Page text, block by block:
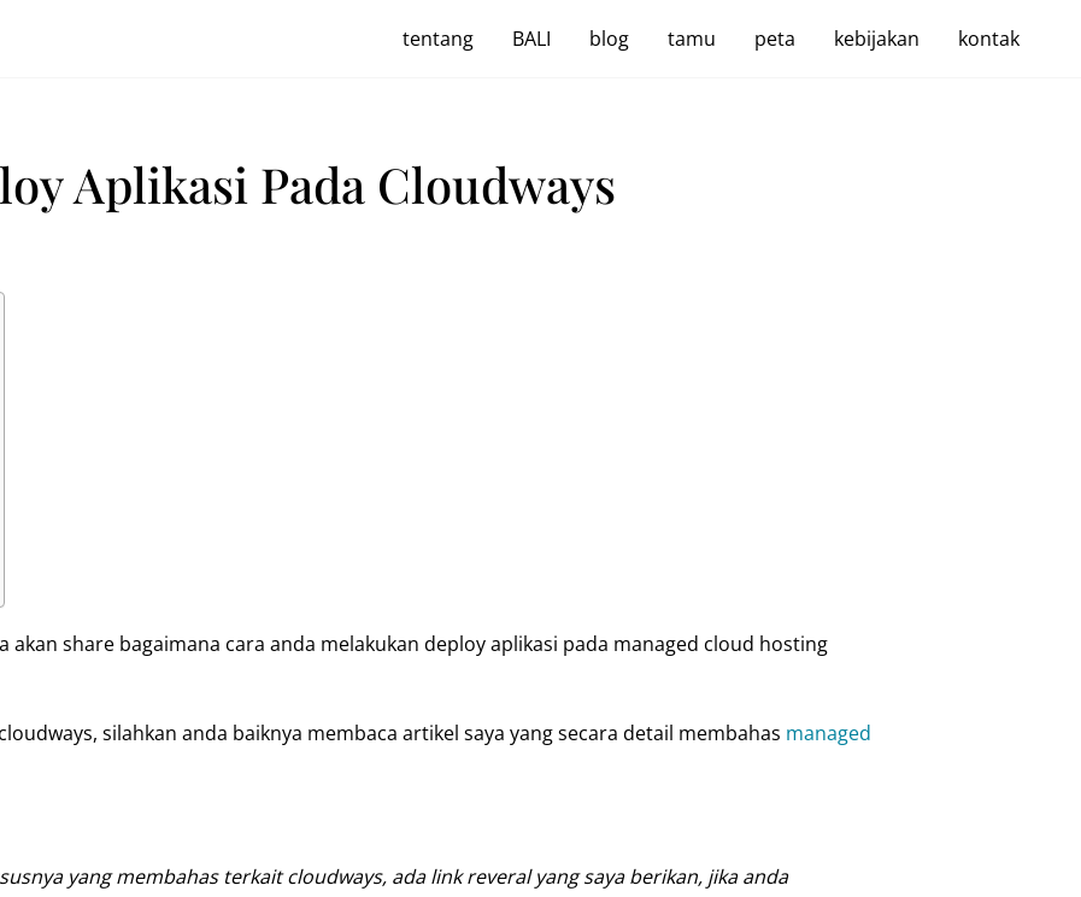
tentang BALI blog tamu peta kebijakan kontak
Aplikasi Pada Cloudways
akan share bagaimana cara anda melakukan deploy aplikasi pada managed cloud hosting
silahkan anda baiknya membaca artikel saya yang secara detail membahas managed
yang membahas terkait cloudways, ada link reveral yang saya berikan, jika anda